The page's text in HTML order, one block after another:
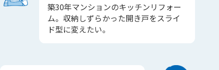
築30年マンションのキッチンリフォー
ム。収納しずらかった開き戸をスライ
ド型に変えたい。